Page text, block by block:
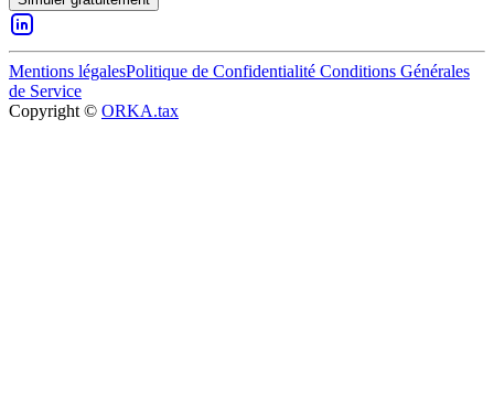
Mentions légalesPolitique de Confidentialité Conditions Générales
de Service
Copyright © ORKA.tax